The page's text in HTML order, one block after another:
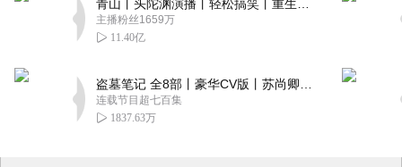
主播粉丝1659万
11.40亿
连载节目超七百集
1837.63万